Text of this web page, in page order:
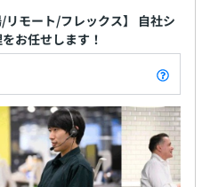
リモート/フレックス】 自社シ
お任せします！